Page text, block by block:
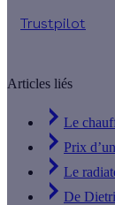
Trustpilot
Articles liés
Le
Prix
Le
De